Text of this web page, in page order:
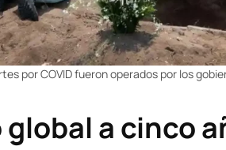
por COVID fueron operados por los
a cinco